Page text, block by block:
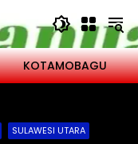
KOTAMOBAGU
SULAWESI UTARA